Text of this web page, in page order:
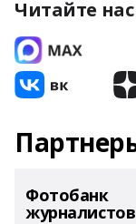
Читайте нас
Фотобанк